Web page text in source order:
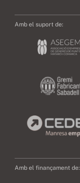
Amb el suport de:
Amb el finançament de: